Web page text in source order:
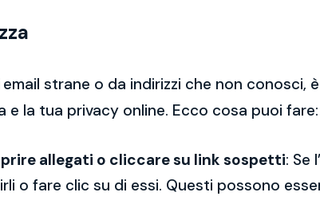
email strane o da indirizzi che non
e la tua privacy online. Ecco cosa puoi fare:
allegati o cliccare su link sospetti: Se
o fare clic su di essi. Questi possono